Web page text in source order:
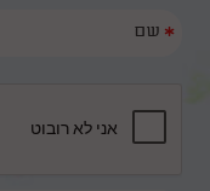
*